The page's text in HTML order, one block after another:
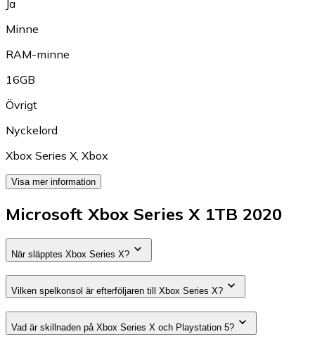
Ja
Minne
RAM-minne
16GB
Övrigt
Nyckelord
Xbox Series X, Xbox
Visa mer information
Microsoft Xbox Series X 1TB 2020
När släpptes Xbox Series X?
Vilken spelkonsol är efterföljaren till Xbox Series X?
Vad är skillnaden på Xbox Series X och Playstation 5?